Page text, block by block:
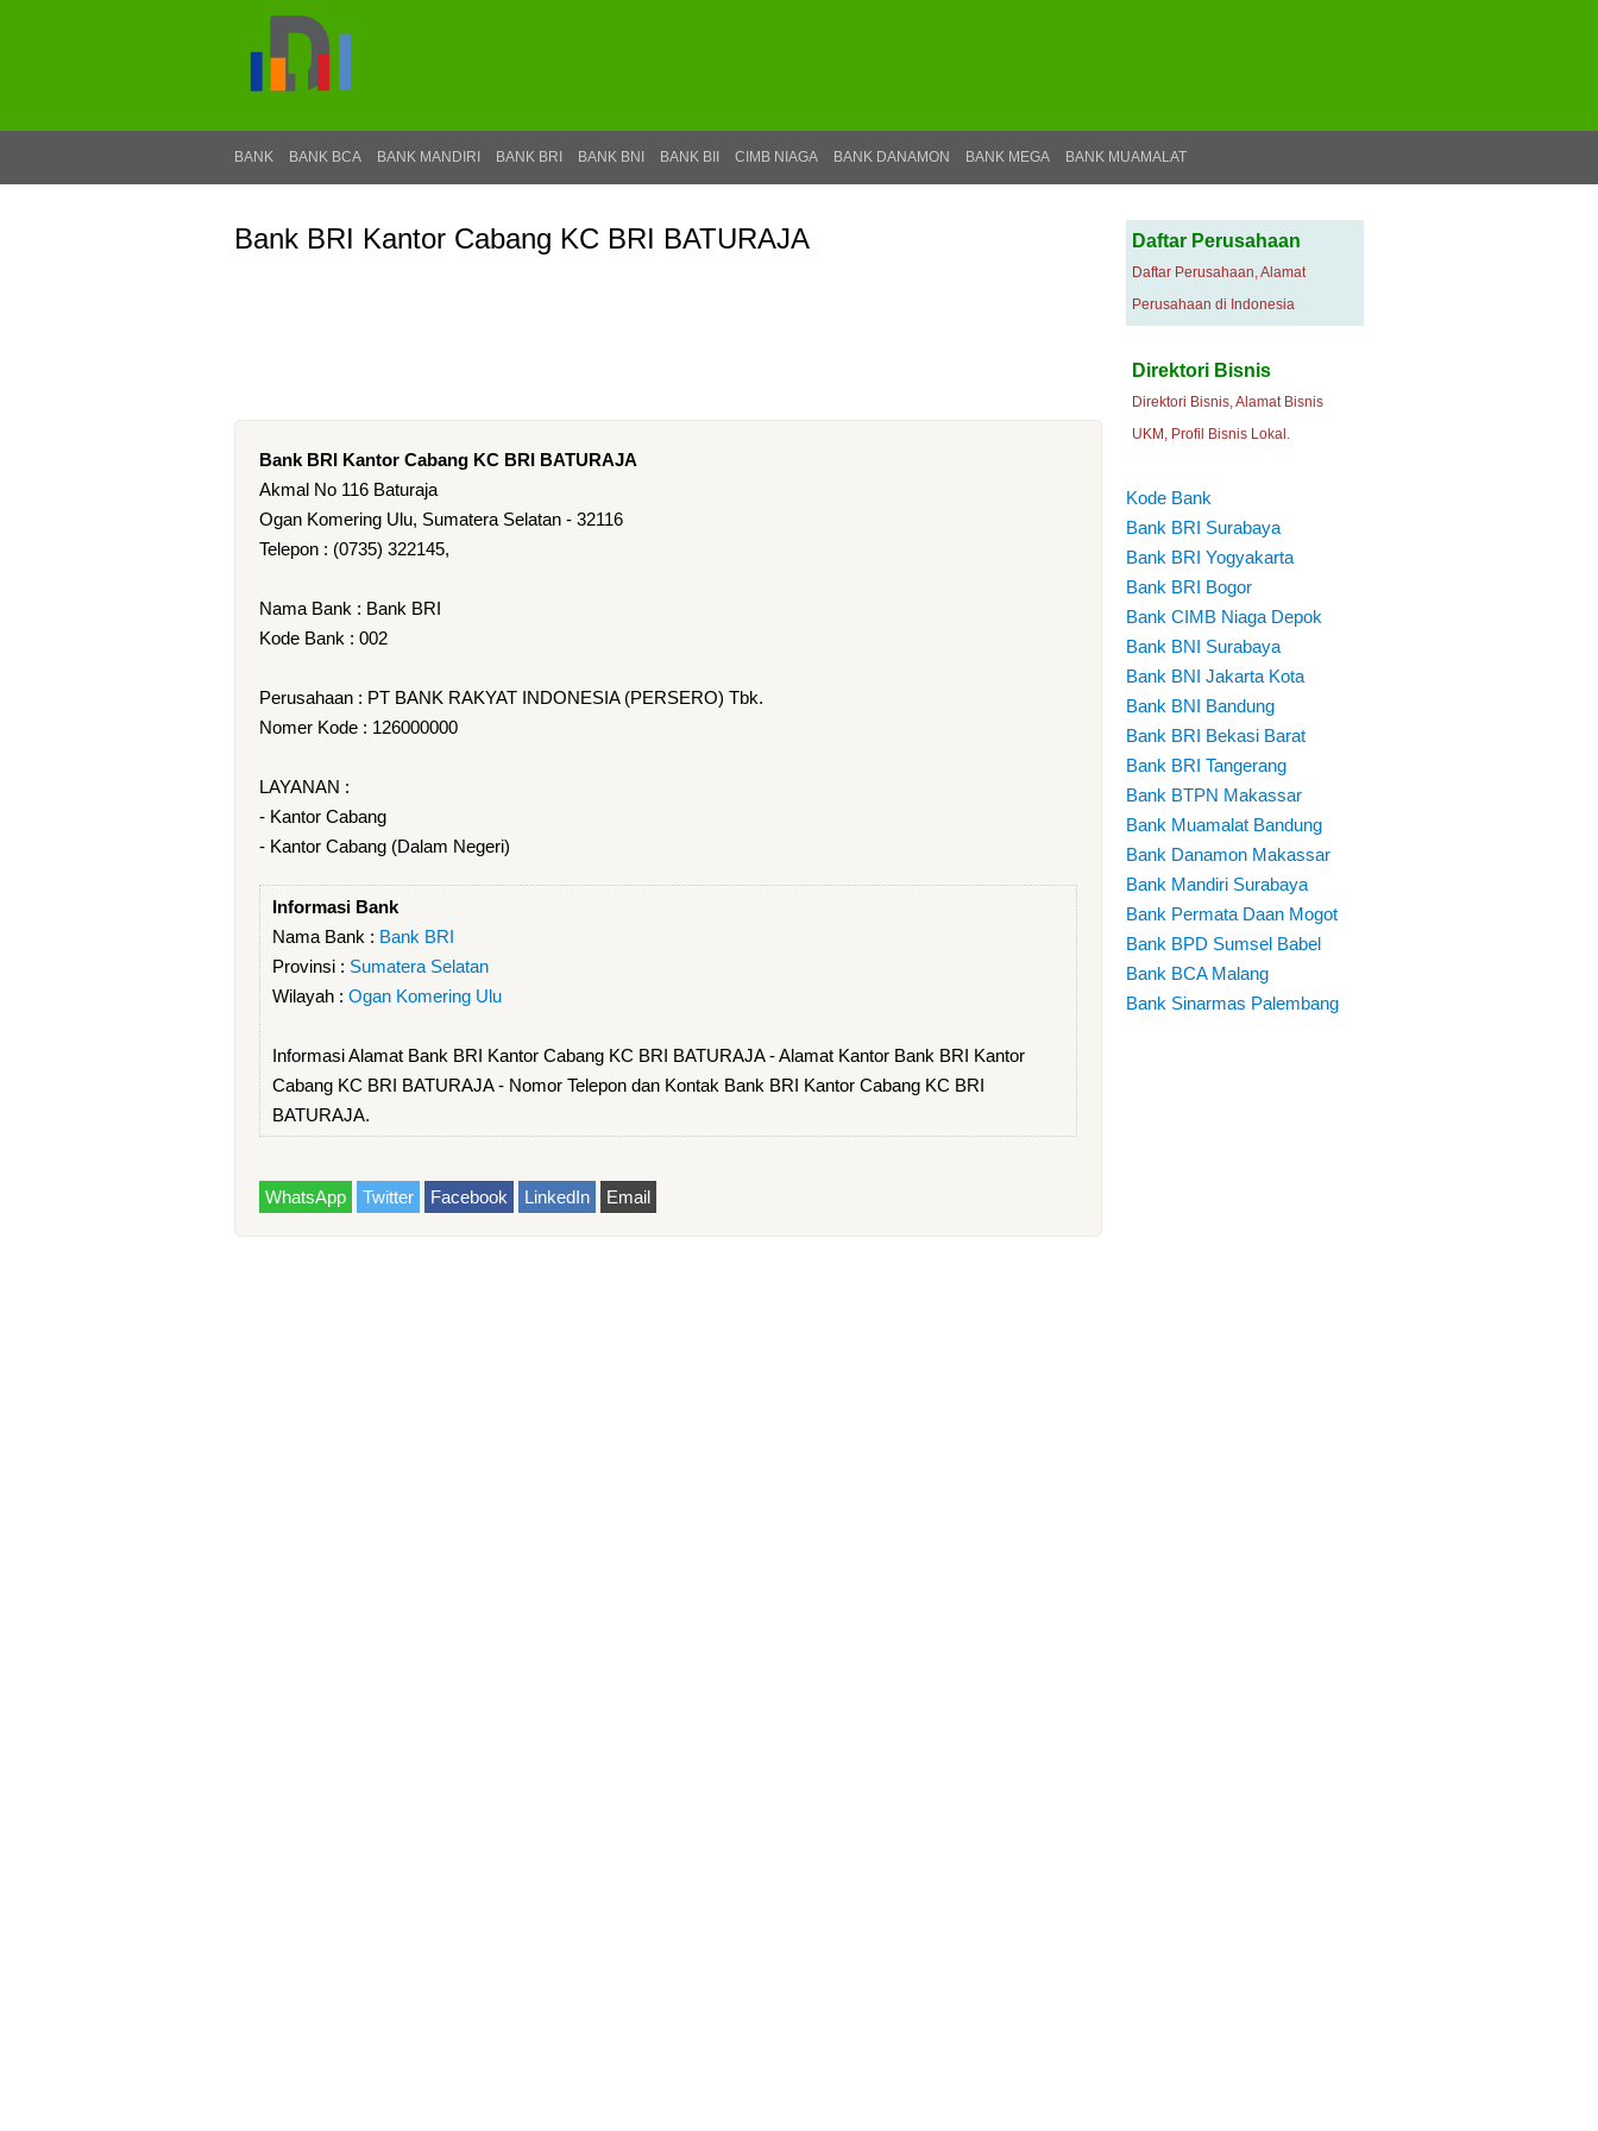
BANK BANK BCA BANK MANDIRI BANK BRI BANK BNI BANK BII CIMB NIAGA BANK DANAMON BANK MEGA BANK MUAMALAT
Bank BRI Kantor Cabang KC BRI BATURAJA
Bank BRI Kantor Cabang KC BRI BATURAJA
Akmal No 116 Baturaja
Ogan Komering Ulu, Sumatera Selatan - 32116
Telepon : (0735) 322145,
Nama Bank : Bank BRI
Kode Bank : 002
Perusahaan : PT BANK RAKYAT INDONESIA (PERSERO) Tbk.
Nomer Kode : 126000000
LAYANAN :
- Kantor Cabang
- Kantor Cabang (Dalam Negeri)
Informasi Bank
Nama Bank : Bank BRI
Provinsi : Sumatera Selatan
Wilayah : Ogan Komering Ulu
Informasi Alamat Bank BRI Kantor Cabang KC BRI BATURAJA - Alamat Kantor Bank BRI Kantor
Cabang KC BRI BATURAJA - Nomor Telepon dan Kontak Bank BRI Kantor Cabang KC BRI
BATURAJA.
WhatsApp Twitter Facebook LinkedIn Email
Daftar Perusahaan
Daftar Perusahaan, Alamat
Perusahaan di Indonesia
Direktori Bisnis
Direktori Bisnis, Alamat Bisnis
UKM, Profil Bisnis Lokal.
Kode Bank
Bank BRI Surabaya
Bank BRI Yogyakarta
Bank BRI Bogor
Bank CIMB Niaga Depok
Bank BNI Surabaya
Bank BNI Jakarta Kota
Bank BNI Bandung
Bank BRI Bekasi Barat
Bank BRI Tangerang
Bank BTPN Makassar
Bank Muamalat Bandung
Bank Danamon Makassar
Bank Mandiri Surabaya
Bank Permata Daan Mogot
Bank BPD Sumsel Babel
Bank BCA Malang
Bank Sinarmas Palembang